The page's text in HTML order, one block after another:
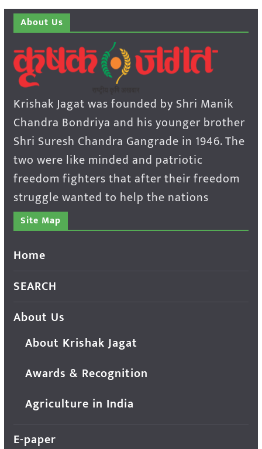
About Us
Krishak Jagat was founded by Shri Manik
Chandra Bondriya and his younger brother
Shri Suresh Chandra Gangrade in 1946. The
two were like minded and patriotic
freedom fighters that after their freedom
struggle wanted to help the nations
Site Map
Home
SEARCH
About Us
About Krishak Jagat
Awards & Recognition
Agriculture in India
E-paper